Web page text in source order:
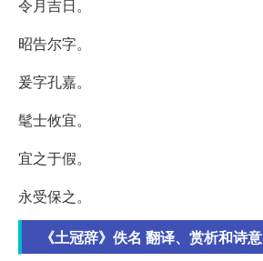
令月吉日。
昭告尔字。
爰字孔嘉。
髦士攸宜。
宜之于假。
永受保之。
《土冠辞》佚名 翻译、赏析和诗意